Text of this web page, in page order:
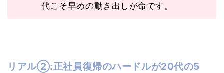
代こそ早めの動き出しが命です。
リアル②:正社員復帰のハードルが20代の5